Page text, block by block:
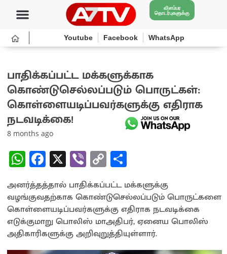
விளம்பர
தொடர்புகளுக்கு
Youtube Facebook WhatsApp
பாதிக்கப்பட்ட மக்களுக்காக
கொண்டுசெல்லப்படும் பொருட்கள்:
கொள்ளையடிப்பவர்களுக்கு எதிராக
நடவடிக்கை!
8 months ago
W
h
at
sA
p
p
Fa
ce
b
o
o
k
X Vi
b
er
C
o
py
Li
n
k
h
ar
e
அனர்த்தத்தால் பாதிக்கப்பட்ட மக்களுக்கு
வழங்குவதற்காக கொண்டுசெல்லப்படும் பொருட்களை
கொள்ளையடிப்பவர்களுக்கு எதிராக நடவடிக்கை
எடுக்குமாறு பொலிஸ் மாஅதிபர், ஏனைய பொலிஸ்
அதிகாரிகளுக்கு அறிவுறுத்தியுள்ளார்.